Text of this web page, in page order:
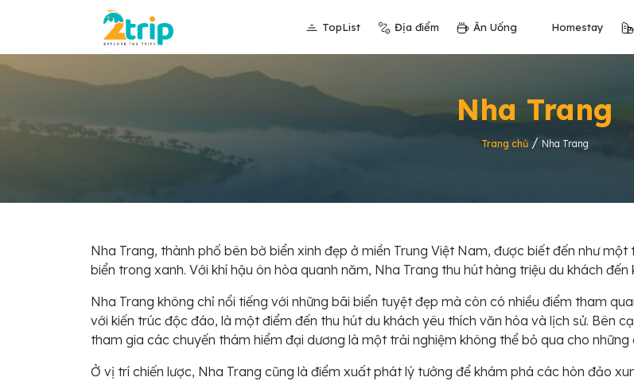
TopList Địa điểm Ăn Uống Homestay
Nha Trang
Trang chủ/ Nha Trang
Nha Trang, thành phố bên bờ biển xinh đẹp ở miền Trung Việt Nam, được biết đến như
biển trong xanh. Với khí hậu ôn hòa quanh năm, Nha Trang thu hút hàng triệu du khách
Nha Trang không chỉ nổi tiếng với những bãi biển tuyệt đẹp mà còn có nhiều điểm tham
với kiến trúc độc đáo, là một điểm đến thu hút du khách yêu thích văn hóa và lịch sử. Bên
tham gia các chuyến thám hiểm đại dương là một trải nghiệm không thể bỏ qua cho những
Ở vị trí chiến lược, Nha Trang cũng là điểm xuất phát lý tưởng để khám phá các hòn đảo